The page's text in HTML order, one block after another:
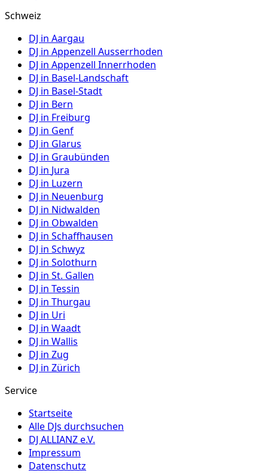
Schweiz
DJ in Aargau
DJ in Appenzell Ausserrhoden
DJ in Appenzell Innerrhoden
DJ in Basel-Landschaft
DJ in Basel-Stadt
DJ in Bern
DJ in Freiburg
DJ in Genf
DJ in Glarus
DJ in Graubünden
DJ in Jura
DJ in Luzern
DJ in Neuenburg
DJ in Nidwalden
DJ in Obwalden
DJ in Schaffhausen
DJ in Schwyz
DJ in Solothurn
DJ in St. Gallen
DJ in Tessin
DJ in Thurgau
DJ in Uri
DJ in Waadt
DJ in Wallis
DJ in Zug
DJ in Zürich
Service
Startseite
Alle DJs durchsuchen
DJ ALLIANZ e.V.
Impressum
Datenschutz